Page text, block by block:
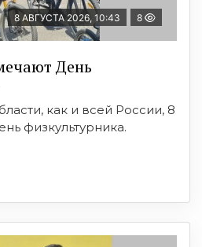
8 АВГУСТА 2026, 10:43 8
День
как и всей России, 8
физкультурника.